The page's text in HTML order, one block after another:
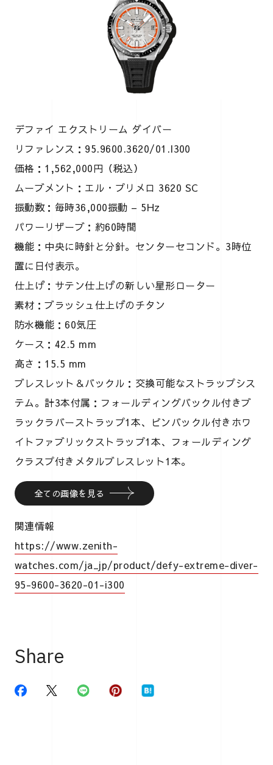
デファイ エクストリーム ダイバー
リファレンス：95.9600.3620/01.I300
価格：1,562,000円（税込）
ムーブメント：エル・プリメロ 3620 SC
振動数：毎時36,000振動 – 5Hz
パワーリザーブ：約60時間
機能：中央に時針と分針。センターセコンド。3時位
置に日付表示。
仕上げ：サテン仕上げの新しい星形ローター
素材：ブラッシュ仕上げのチタン
防水機能：60気圧
ケース：42.5 mm
高さ：15.5 mm
ブレスレット＆バックル：交換可能なストラップシス
テム。計3本付属：フォールディングバックル付きブ
ラックラバーストラップ1本、ピンバックル付きホワ
イトファブリックストラップ1本、フォールディング
クラスプ付きメタルブレスレット1本。
全ての画像を見る
関連情報
https://www.zenith-
watches.com/ja_jp/product/defy-extreme-diver-
95-9600-3620-01-i300
Share